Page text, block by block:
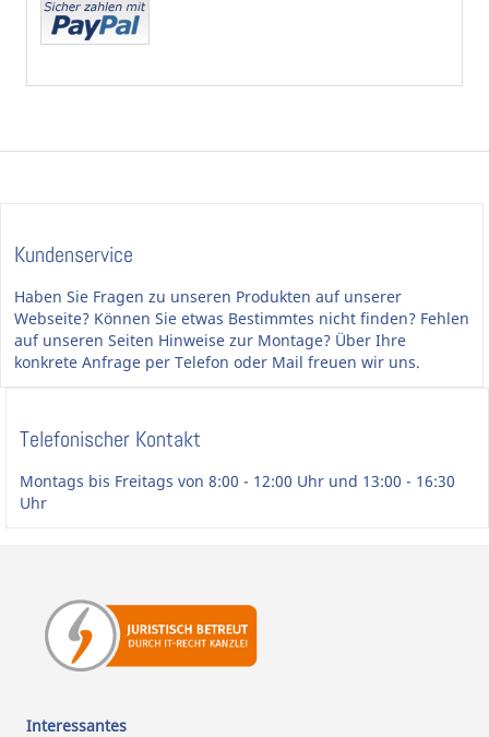
Kundenservice
Haben Sie Fragen zu unseren Produkten auf unserer
Webseite? Können Sie etwas Bestimmtes nicht finden? Fehlen
auf unseren Seiten Hinweise zur Montage? Über Ihre
konkrete Anfrage per Telefon oder Mail freuen wir uns.
Telefonischer Kontakt
Montags bis Freitags von 8:00 - 12:00 Uhr und 13:00 - 16:30
Uhr
Interessantes